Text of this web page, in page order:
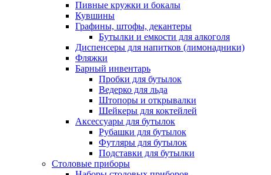
Пивные кружки и бокалы
Кувшины
Графины, штофы, декантеры
Бутылки и емкости для алкоголя
Диспенсеры для напитков (лимонадники)
Фляжки
Барный инвентарь
Пробки для бутылок
Ведерко для льда
Штопоры и открывалки
Шейкеры для коктейлей
Аксессуары для бутылок
Рубашки для бутылок
Футляры для бутылок
Подставки для бутылки
Столовые приборы